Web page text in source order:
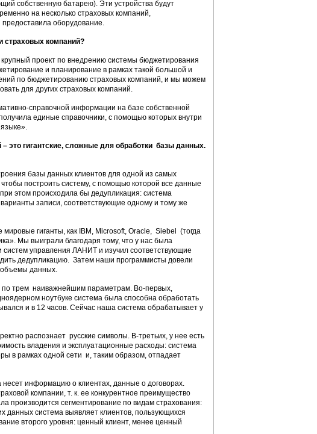
собственную батарею). Эти устройства будут
на несколько страховых компаний,
оборудование.
страховых компаний?
проект по внедрению системы бюджетирования
и планирование в рамках такой большой и
по бюджетированию страховых компаний, и мы можем
для других страховых компаний.
справочной информации на базе собственной
единые справочники, с помощью которых внутри
это гигантские, сложные для обработки базы данных.
базы данных клиентов для одной из самых
построить систему, с помощью которой все данные
этом происходила бы дедупликация: система
записи, соответствующие одному и тому же
гиганты, как IBM, Microsoft, Oracle, Siebel (тогда
Мы выиграли благодаря тому, что у нас была
управления ЛАНИТ и изучил соответствующие
дедупликацию. Затем наши программисты довели
объемы данных.
по трем наиважнейшим параметрам. Во-первых,
ноутбуке система была способна обработать
и в 12 часов. Сейчас наша система обрабатывает у
распознает русские символы. В-третьих, у нее есть
владения и эксплуатационные расходы: система
в рамках одной сети и, таким образом, отпадает
несет информацию о клиентах, данные о договорах.
компании, т. к. ее конкурентное преимущество
производится сегментирование по видам страхования:
данных система выявляет клиентов, пользующихся
второго уровня: ценный клиент, менее ценный